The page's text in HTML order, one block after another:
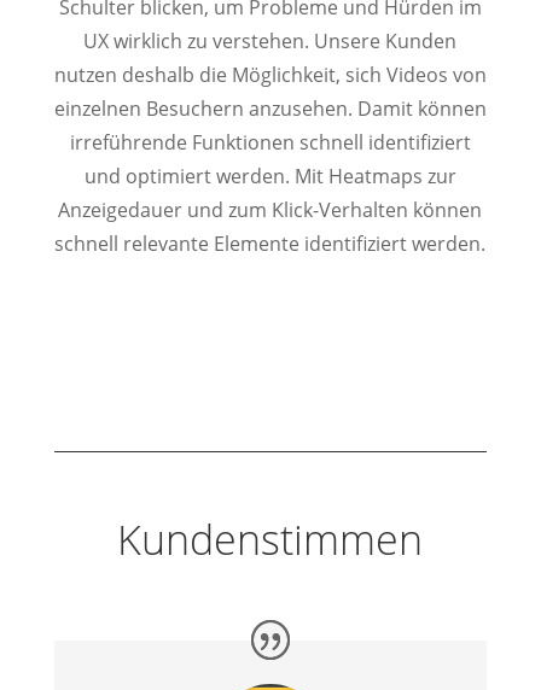
Schulter blicken, um Probleme und Hürden im
UX wirklich zu verstehen. Unsere Kunden
nutzen deshalb die Möglichkeit, sich Videos von
einzelnen Besuchern anzusehen. Damit können
irreführende Funktionen schnell identifiziert
und optimiert werden. Mit Heatmaps zur
Anzeigedauer und zum Klick-Verhalten können
schnell relevante Elemente identifiziert werden.
Kundenstimmen